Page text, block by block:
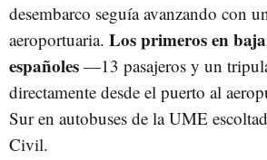
desembarco seguía avanzando con
aeroportuaria. Los primeros en
españoles —13 pasajeros y un
directamente desde el puerto al
Sur en autobuses de la UME
Civil.